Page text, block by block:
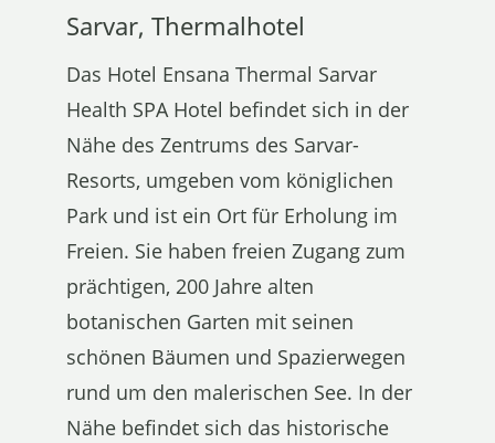
Sarvar, Thermalhotel
Das Hotel Ensana Thermal Sarvar
Health SPA Hotel befindet sich in der
Nähe des Zentrums des Sarvar-
Resorts, umgeben vom königlichen
Park und ist ein Ort für Erholung im
Freien. Sie haben freien Zugang zum
prächtigen, 200 Jahre alten
botanischen Garten mit seinen
schönen Bäumen und Spazierwegen
rund um den malerischen See. In der
Nähe befindet sich das historische